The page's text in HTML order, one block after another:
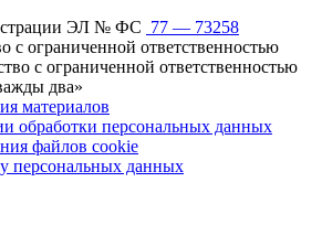
ЭЛ № ФС 77 — 73258
с ограниченной ответственностью
с ограниченной ответственностью
два»
материалов
обработки персональных данных
файлов cookie
персональных данных